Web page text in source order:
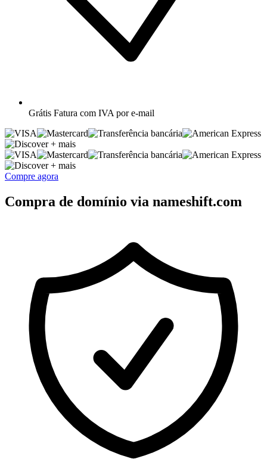
Grátis Fatura com IVA por e-mail
+ mais
+ mais
Compre agora
Compra de domínio via nameshift.com